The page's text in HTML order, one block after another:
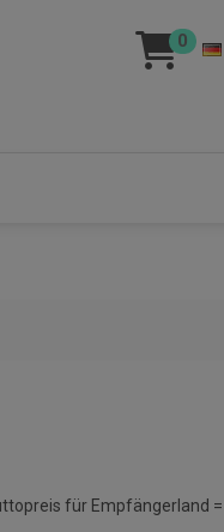
0
für Empfängerland